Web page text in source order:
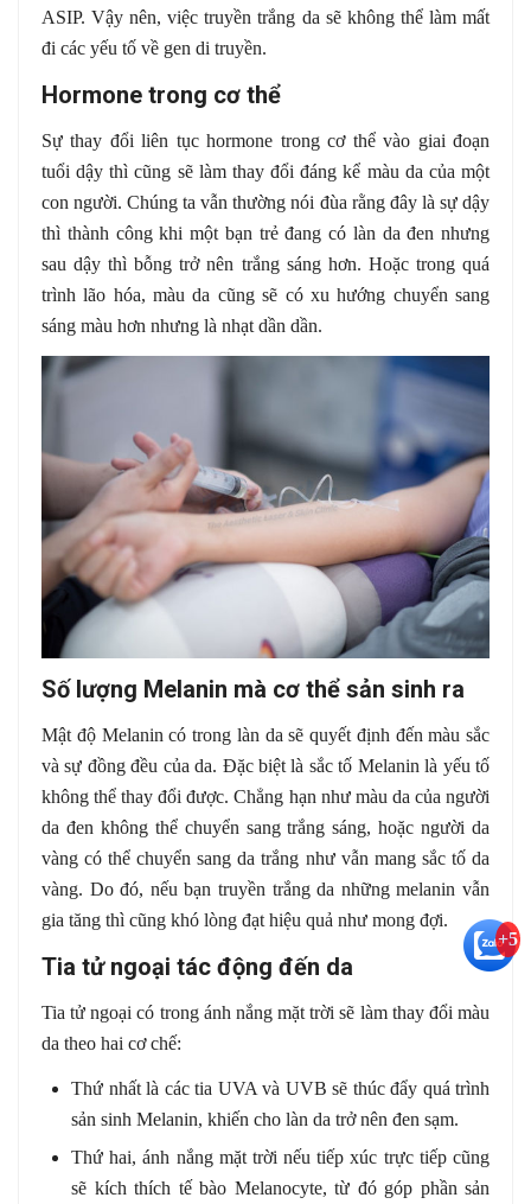
ASIP. Vậy nên, việc truyền trắng da sẽ không thể làm mất
đi các yếu tố về gen di truyền.
Hormone trong cơ thể
Sự thay đổi liên tục hormone trong cơ thể vào giai đoạn
tuổi dậy thì cũng sẽ làm thay đổi đáng kể màu da của một
con người. Chúng ta vẫn thường nói đùa rằng đây là sự dậy
thì thành công khi một bạn trẻ đang có làn da đen nhưng
sau dậy thì bỗng trở nên trắng sáng hơn. Hoặc trong quá
trình lão hóa, màu da cũng sẽ có xu hướng chuyển sang
sáng màu hơn nhưng là nhạt dần dần.
Số lượng Melanin mà cơ thể sản sinh ra
Mật độ Melanin có trong làn da sẽ quyết định đến màu sắc
và sự đồng đều của da. Đặc biệt là sắc tố Melanin là yếu tố
không thể thay đổi được. Chẳng hạn như màu da của người
da đen không thể chuyển sang trắng sáng, hoặc người da
vàng có thể chuyển sang da trắng như vẫn mang sắc tố da
vàng. Do đó, nếu bạn truyền trắng da những melanin vẫn
gia tăng thì cũng khó lòng đạt hiệu quả như mong đợi.
Tia tử ngoại tác động đến da
Tia tử ngoại có trong ánh nắng mặt trời sẽ làm thay đổi màu
da theo hai cơ chế:
Thứ nhất là các tia UVA và UVB sẽ thúc đẩy quá trình
sản sinh Melanin, khiến cho làn da trở nên đen sạm.
Thứ hai, ánh nắng mặt trời nếu tiếp xúc trực tiếp cũng
sẽ kích thích tế bào Melanocyte, từ đó góp phần sản
+5